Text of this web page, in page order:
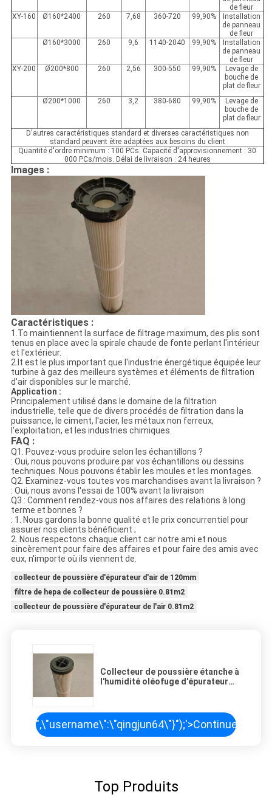
de fleur
XY-160
Ø160*2400 260 7,68 360-720 99,90%
Installation
de panneau
de fleur
Ø160*3000 260 9,6 1140-2040 99,90%
Installation
de panneau
de fleur
XY-200
Ø200*800 260 2,56 300-550 99,90%
Levage de
bouche de
plat de fleur
Ø200*1000 260 3,2 380-680 99,90%
Levage de
bouche de
plat de fleur
D'autres caractéristiques standard et diverses caractéristiques non
standard peuvent être adaptées aux besoins du client
Quantité d'ordre minimum : 100 PCs. Capacité d'approvisionnement : 30
000 PCs/mois. Délai de livraison : 24 heures
Images :
Caractéristiques :
1.To maintiennent la surface de filtrage maximum, des plis sont
tenus en place avec la spirale chaude de fonte perlant l'intérieur
et l'extérieur.
2.It est le plus important que l'industrie énergétique équipée leur
turbine à gaz des meilleurs systèmes et éléments de filtration
d'air disponibles sur le marché.
Application :
Principalement utilisé dans le domaine de la filtration
industrielle, telle que de divers procédés de filtration dans la
puissance, le ciment, l'acier, les métaux non ferreux,
l'exploitation, et les industries chimiques.
FAQ :
Q1. Pouvez-vous produire selon les échantillons ?
: Oui, nous pouvons produire par vos échantillons ou dessins
techniques. Nous pouvons établir les moules et les montages.
Q2. Examinez-vous toutes vos marchandises avant la livraison ?
: Oui, nous avons l'essai de 100% avant la livraison
Q3 : Comment rendez-vous nos affaires des relations à long
terme et bonnes ?
: 1. Nous gardons la bonne qualité et le prix concurrentiel pour
assurer nos clients bénéficient ;
2. Nous respectons chaque client car notre ami et nous
sincèrement pour faire des affaires et pour faire des amis avec
eux, n'importe où ils viennent de.
collecteur de poussière d'épurateur d'air de 120mm
filtre de hepa de collecteur de poussière 0.81m2
collecteur de poussière d'épurateur de l'air 0.81m2
Collecteur de poussière étanche à
l'humidité oléofuge d'épurateur
\",\"username\":\"qingjun64\"}");'>Continuer
Top Produits